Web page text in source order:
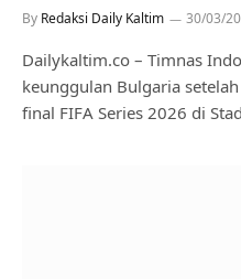
By Redaksi Daily Kaltim 30/03/
Dailykaltim.co – Timnas
keunggulan Bulgaria
final FIFA Series 2026 di